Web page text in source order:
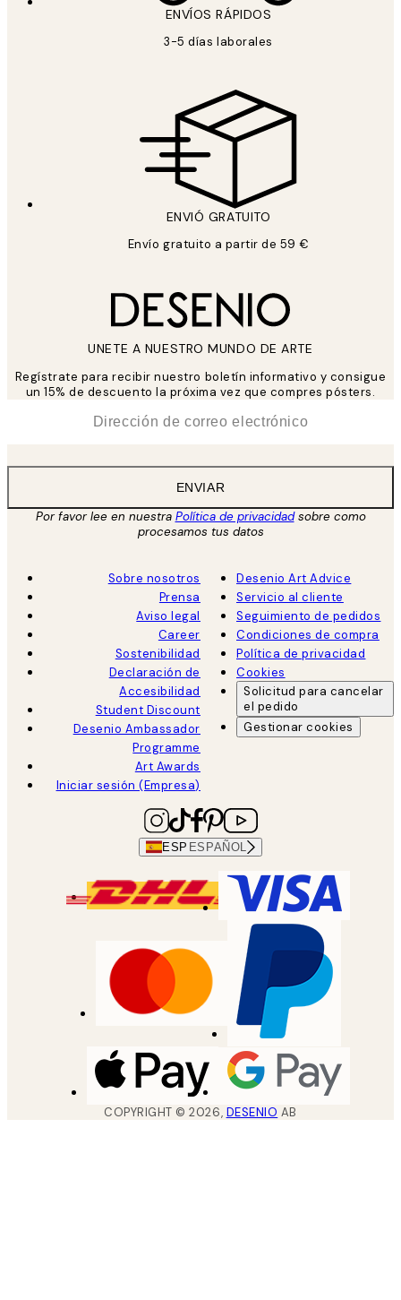
ENVÍOS RÁPIDOS
3-5 días laborales
ENVIÓ GRATUITO
Envío gratuito a partir de 59 €
UNETE A NUESTRO MUNDO DE ARTE
Regístrate para recibir nuestro boletín informativo y consigue
un 15% de descuento la próxima vez que compres pósters.
ENVIAR
Por favor lee en nuestra Política de privacidadsobre como
procesamos tus datos
Sobre nosotros
Prensa
Aviso legal
Career
Sostenibilidad
Declaración de
Accesibilidad
Student Discount
Desenio Ambassador
Programme
Art Awards
Iniciar sesión (Empresa)
Desenio Art Advice
Servicio al cliente
Seguimiento de pedidos
Condiciones de compra
Política de privacidad
Cookies
Solicitud para cancelar
el pedido
Gestionar cookies
ESP ESPAÑOL
COPYRIGHT ©2026, DESENIO AB